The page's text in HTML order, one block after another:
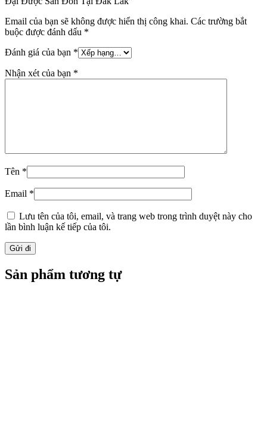
Email của bạn sẽ không được hiển thị công khai. Các trường bắt
buộc được đánh dấu *
Đánh giá của bạn *
Nhận xét của bạn *
Tên *
Email *
Lưu tên của tôi, email, và trang web trong trình duyệt này cho
lần bình luận kế tiếp của tôi.
Sản phẩm tương tự